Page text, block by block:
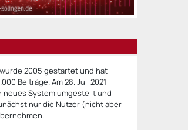
2005 gestartet und hat
Beiträge. Am 28. Juli 2021
neues System umgestellt und
nur die Nutzer (nicht aber